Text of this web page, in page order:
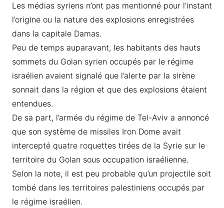
Les médias syriens n’ont pas mentionné pour l’instant
l’origine ou la nature des explosions enregistrées
dans la capitale Damas.
Peu de temps auparavant, les habitants des hauts
sommets du Golan syrien occupés par le régime
israélien avaient signalé que l’alerte par la sirène
sonnait dans la région et que des explosions étaient
entendues.
De sa part, l’armée du régime de Tel-Aviv a annoncé
que son système de missiles Iron Dome avait
intercepté quatre roquettes tirées de la Syrie sur le
territoire du Golan sous occupation israélienne.
Selon la note, il est peu probable qu’un projectile soit
tombé dans les territoires palestiniens occupés par
le régime israélien.